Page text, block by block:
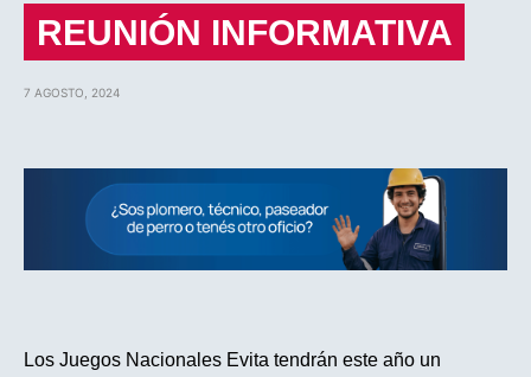
REUNIÓN INFORMATIVA
7 AGOSTO, 2024
Los Juegos Nacionales Evita tendrán este año un